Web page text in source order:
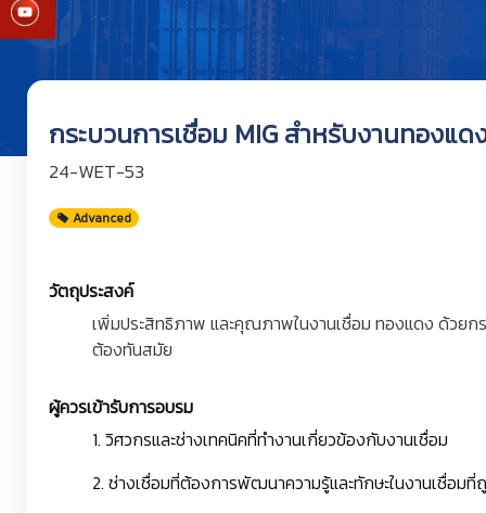
กระบวนการเชื่อม MIG สำหรับงานทองแด
24-WET-53
Advanced
วัตถุประสงค์
เพิ่มประสิทธิภาพ และคุณภาพในงานเชื่อม ทองแดง ด้วยก
ต้องทันสมัย
ผู้ควรเข้ารับการอบรม
1. วิศวกรและช่างเทคนิคที่ทำงานเกี่ยวข้องกับงานเชื่อม
2. ช่างเชื่อมที่ต้องการพัฒนาความรู้และทักษะในงานเชื่อม